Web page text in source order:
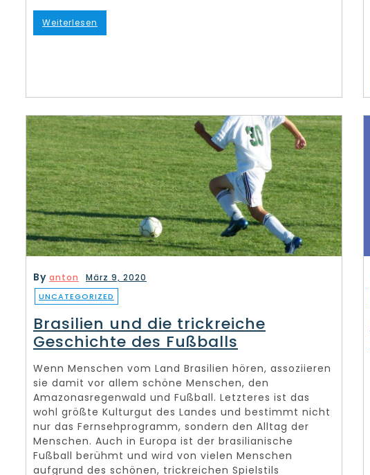
Weiterlesen
By anton März 9, 2020
UNCATEGORIZED
Brasilien und die trickreiche
Geschichte des Fußballs
Wenn Menschen vom Land Brasilien hören, assoziieren
sie damit vor allem schöne Menschen, den
Amazonasregenwald und Fußball. Letzteres ist das
wohl größte Kulturgut des Landes und bestimmt nicht
nur das Fernsehprogramm, sondern den Alltag der
Menschen. Auch in Europa ist der brasilianische
Fußball berühmt und wird von vielen Menschen
aufgrund des schönen, trickreichen Spielstils